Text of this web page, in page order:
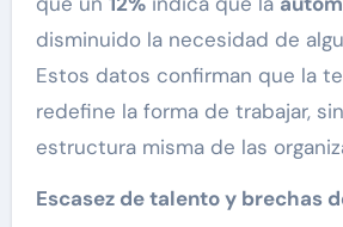
disminuido la necesidad de
Estos datos confirman que la
redefine la forma de trabajar,
estructura misma de las
Escasez de talento y brechas